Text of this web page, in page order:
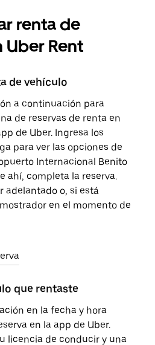
renta de
Uber Rent
de vehículo
a continuación para
de reservas de renta en
de Uber. Ingresa los
para ver las opciones de
Internacional Benito
ahí, completa la reserva.
adelantado o, si está
en el momento de
que rentaste
en la fecha y hora
en la app de Uber.
licencia de conducir y una